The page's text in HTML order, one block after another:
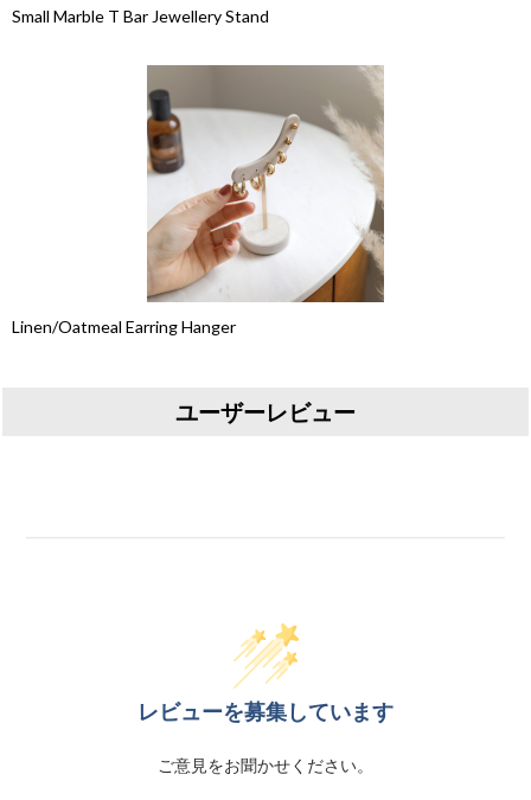
Small Marble T Bar Jewellery Stand
Linen/Oatmeal Earring Hanger
ユーザーレビュー
レビューを募集しています
ご意見をお聞かせください。